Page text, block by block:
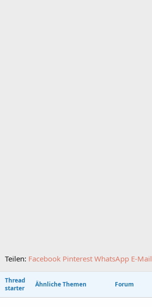
Teilen: Facebook Pinterest WhatsApp E-Mail
Thread
starter
Ähnliche Themen Forum